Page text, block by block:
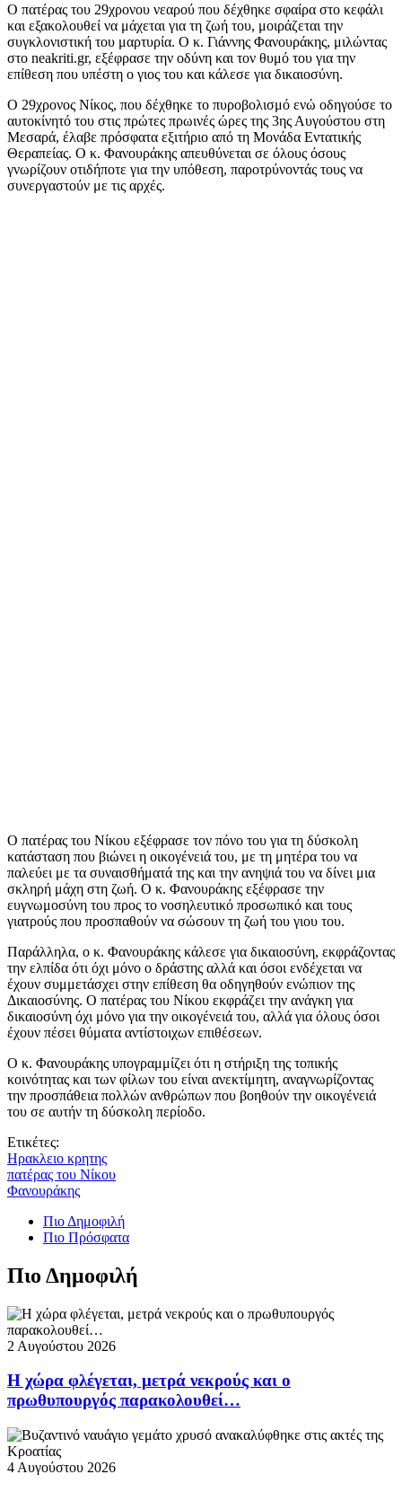
Ο πατέρας του 29χρονου νεαρού που δέχθηκε σφαίρα στο κεφάλι
και εξακολουθεί να μάχεται για τη ζωή του, μοιράζεται την
συγκλονιστική του μαρτυρία. Ο κ. Γιάννης Φανουράκης, μιλώντας
στο neakriti.gr, εξέφρασε την οδύνη και τον θυμό του για την
επίθεση που υπέστη ο γιος του και κάλεσε για δικαιοσύνη.
Ο 29χρονος Νίκος, που δέχθηκε το πυροβολισμό ενώ οδηγούσε το
αυτοκίνητό του στις πρώτες πρωινές ώρες της 3ης Αυγούστου στη
Μεσαρά, έλαβε πρόσφατα εξιτήριο από τη Μονάδα Εντατικής
Θεραπείας. Ο κ. Φανουράκης απευθύνεται σε όλους όσους
γνωρίζουν οτιδήποτε για την υπόθεση, παροτρύνοντάς τους να
συνεργαστούν με τις αρχές.
Ο πατέρας του Νίκου εξέφρασε τον πόνο του για τη δύσκολη
κατάσταση που βιώνει η οικογένειά του, με τη μητέρα του να
παλεύει με τα συναισθήματά της και την ανηψιά του να δίνει μια
σκληρή μάχη στη ζωή. Ο κ. Φανουράκης εξέφρασε την
ευγνωμοσύνη του προς το νοσηλευτικό προσωπικό και τους
γιατρούς που προσπαθούν να σώσουν τη ζωή του γιου του.
Παράλληλα, ο κ. Φανουράκης κάλεσε για δικαιοσύνη, εκφράζοντας
την ελπίδα ότι όχι μόνο ο δράστης αλλά και όσοι ενδέχεται να
έχουν συμμετάσχει στην επίθεση θα οδηγηθούν ενώπιον της
Δικαιοσύνης. Ο πατέρας του Νίκου εκφράζει την ανάγκη για
δικαιοσύνη όχι μόνο για την οικογένειά του, αλλά για όλους όσοι
έχουν πέσει θύματα αντίστοιχων επιθέσεων.
Ο κ. Φανουράκης υπογραμμίζει ότι η στήριξη της τοπικής
κοινότητας και των φίλων του είναι ανεκτίμητη, αναγνωρίζοντας
την προσπάθεια πολλών ανθρώπων που βοηθούν την οικογένειά
του σε αυτήν τη δύσκολη περίοδο.
Ετικέτες:
Ηρακλειο κρητης
πατέρας του Νίκου
Φανουράκης
Πιο Δημοφιλή
Πιο Πρόσφατα
Πιο Δημοφιλή
2 Αυγούστου 2026
Η χώρα φλέγεται, μετρά νεκρούς και ο
πρωθυπουργός παρακολουθεί…
4 Αυγούστου 2026